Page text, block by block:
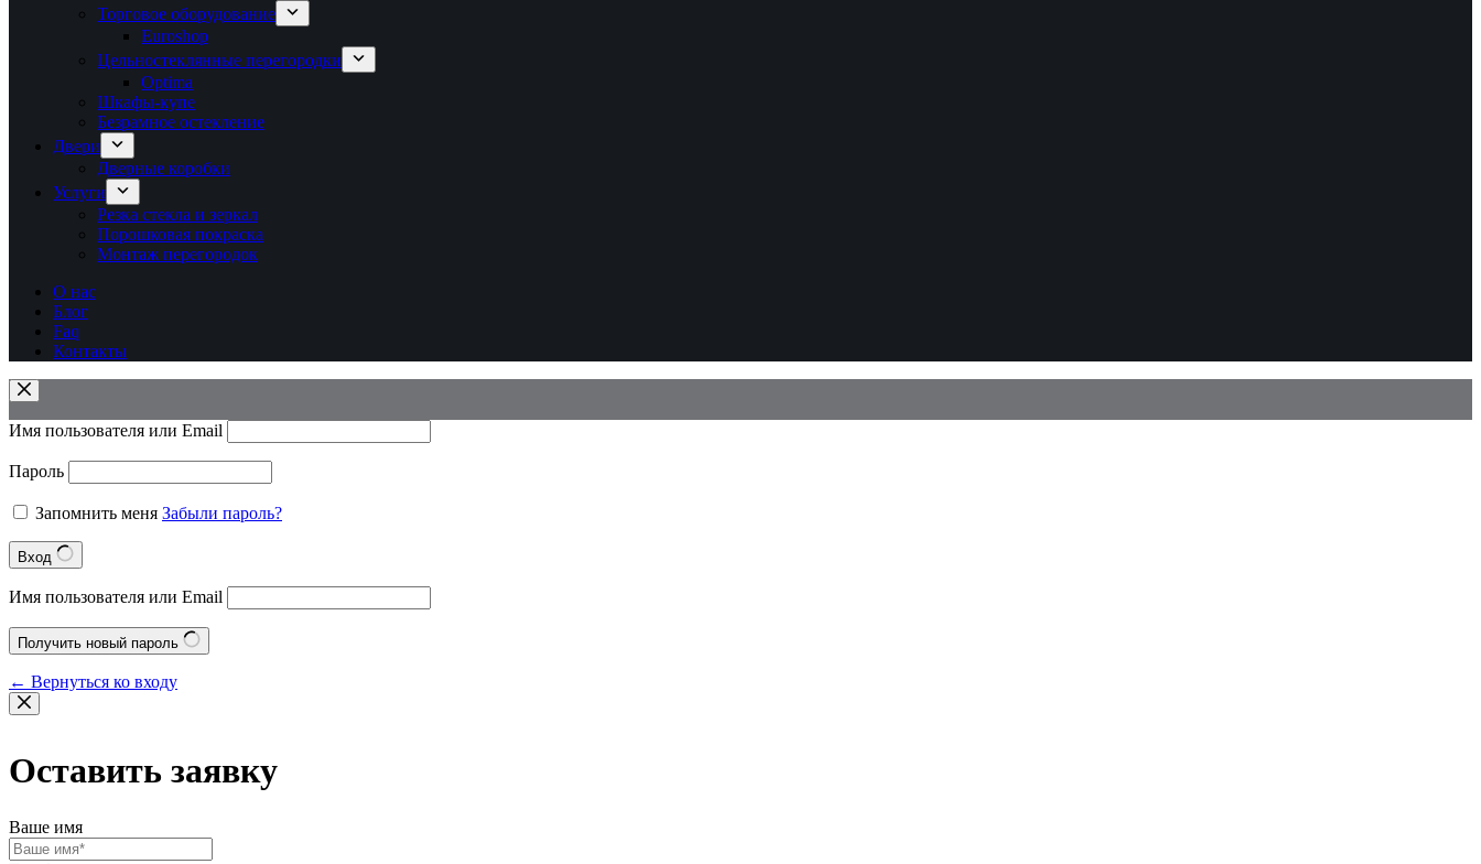
Торговое оборудование
Euroshop
Цельностеклянные перегородки
Optima
Шкафы-купе
Безрамное остекление
Двери
Дверные коробки
Услуги
Резка стекла и зеркал
Порошковая покраска
Монтаж перегородок
О нас
Блог
Faq
Контакты
Имя пользователя или Email
Пароль
Запомнить меня Забыли пароль?
Вход
Имя пользователя или Email
Получить новый пароль
← Вернуться ко входу
Оставить заявку
Ваше имя